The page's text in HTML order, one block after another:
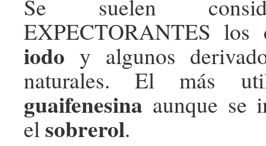
Se suelen
EXPECTORANTES los
iodo y algunos
naturales. El más
guaifenesina aunque se
elsobrerol.